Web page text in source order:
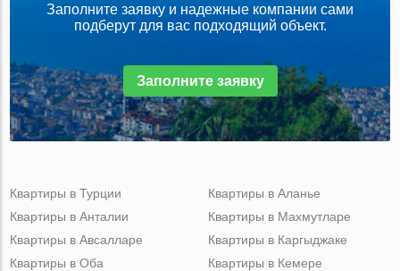
Заполните заявку и надежные компании сами
подберут для вас подходящий объект.
Заполните заявку
Квартиры в Турции
Квартиры в Анталии
Квартиры в Авсалларе
Квартиры в Оба
Квартиры в Аланье
Квартиры в Махмутларе
Квартиры в Каргыджаке
Квартиры в Кемере